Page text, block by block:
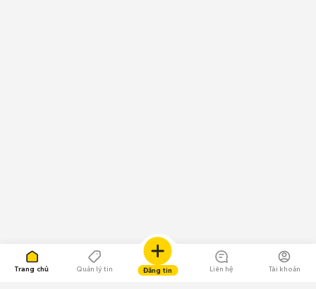
Trang chủ Quản lý tin Đăng tin Liên hệ Tài khoản